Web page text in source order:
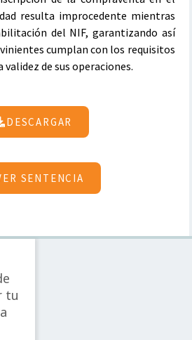
resulta improcedente mientras
del NIF, garantizando así
cumplan con los requisitos
de sus operaciones.
DESCARGAR
SENTENCIA
tu